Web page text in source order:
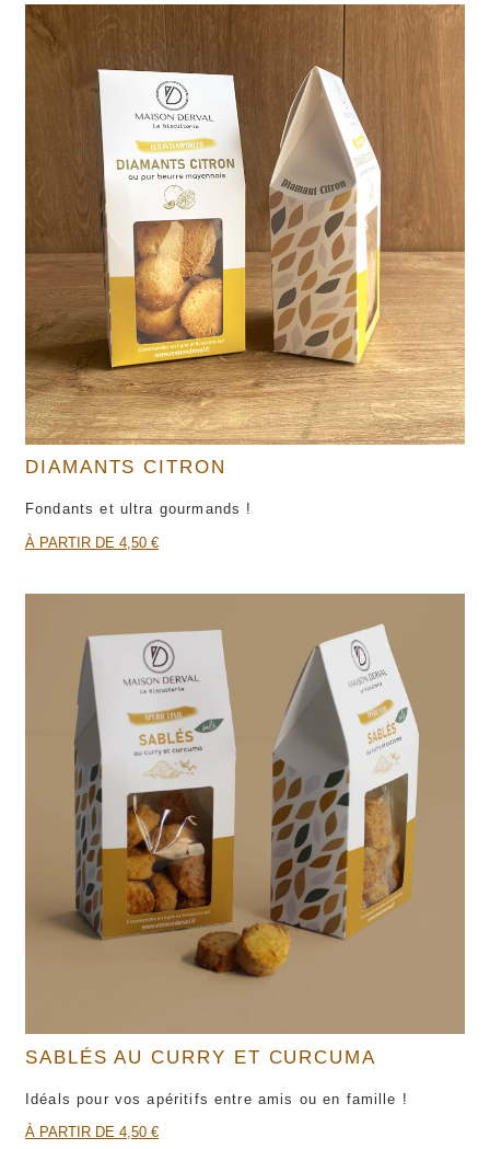
DIAMANTS CITRON
Fondants et ultra gourmands !
À PARTIR DE 4,50 €
SABLÉS AU CURRY ET CURCUMA
Idéals pour vos apéritifs entre amis ou en famille !
À PARTIR DE 4,50 €